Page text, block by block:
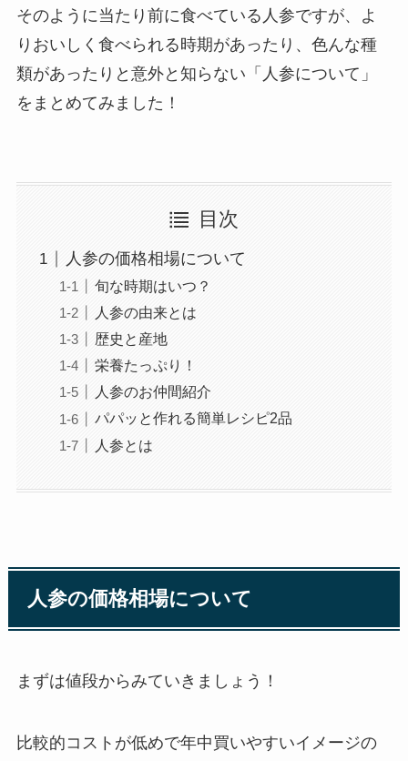
そのように当たり前に食べている人参ですが、よ
りおいしく食べられる時期があったり、色んな種
類があったりと意外と知らない「人参について」
をまとめてみました！
目次
人参の価格相場について
旬な時期はいつ？
人参の由来とは
歴史と産地
栄養たっぷり！
人参のお仲間紹介
パパッと作れる簡単レシピ2品
人参とは
人参の価格相場について
まずは値段からみていきましょう！
比較的コストが低めで年中買いやすいイメージの